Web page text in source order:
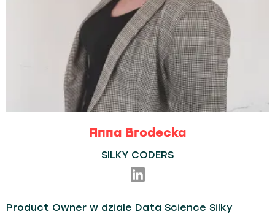
Anna Brodecka
SILKY CODERS
Product Owner w dziale Data Science Silky